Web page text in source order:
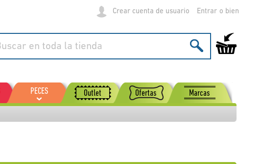
Crear cuenta de usuario Entrar
Mi carrito de
PECES Outlet Ofertas Marcas